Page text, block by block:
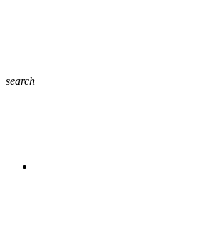
search